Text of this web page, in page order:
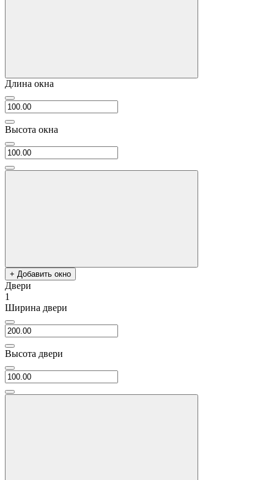
Длина окна
Высота окна
+ Добавить окно
Двери
1
Ширина двери
Высота двери